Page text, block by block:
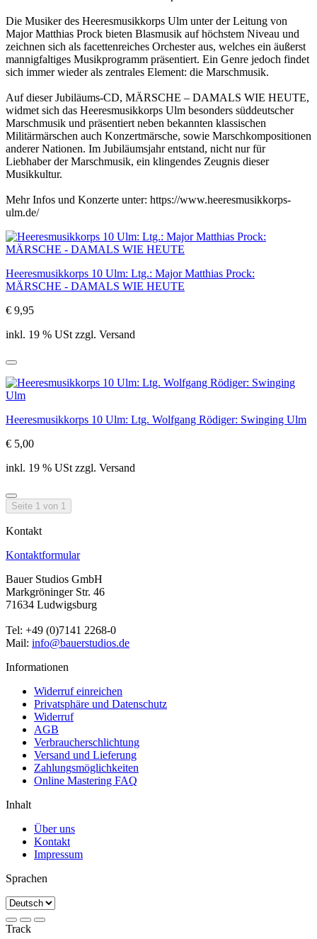
Die Musiker des Heeresmusikkorps Ulm unter der Leitung von
Major Matthias Prock bieten Blasmusik auf höchstem Niveau und
zeichnen sich als facettenreiches Orchester aus, welches ein äußerst
mannigfaltiges Musikprogramm präsentiert. Ein Genre jedoch findet
sich immer wieder als zentrales Element: die Marschmusik.
Auf dieser Jubiläums-CD, MÄRSCHE – DAMALS WIE HEUTE,
widmet sich das Heeresmusikkorps Ulm besonders süddeutscher
Marschmusik und präsentiert neben bekannten klassischen
Militärmärschen auch Konzertmärsche, sowie Marschkompositionen
anderer Nationen. Im Jubiläumsjahr entstand, nicht nur für
Liebhaber der Marschmusik, ein klingendes Zeugnis dieser
Musikkultur.
Mehr Infos und Konzerte unter: https://www.heeresmusikkorps-
ulm.de/
Heeresmusikkorps 10 Ulm: Ltg.: Major Matthias Prock:
MÄRSCHE - DAMALS WIE HEUTE
€ 9,95
inkl. 19 % USt zzgl. Versand
Heeresmusikkorps 10 Ulm: Ltg. Wolfgang Rödiger: Swinging Ulm
€ 5,00
inkl. 19 % USt zzgl. Versand
Seite 1 von 1
Kontakt
Kontaktformular
Bauer Studios GmbH
Markgröninger Str. 46
71634 Ludwigsburg
Tel: +49 (0)7141 2268-0
Mail: info@bauerstudios.de
Informationen
Widerruf einreichen
Privatsphäre und Datenschutz
Widerruf
AGB
Verbraucherschlichtung
Versand und Lieferung
Zahlungsmöglichkeiten
Online Mastering FAQ
Inhalt
Über uns
Kontakt
Impressum
Sprachen
Track